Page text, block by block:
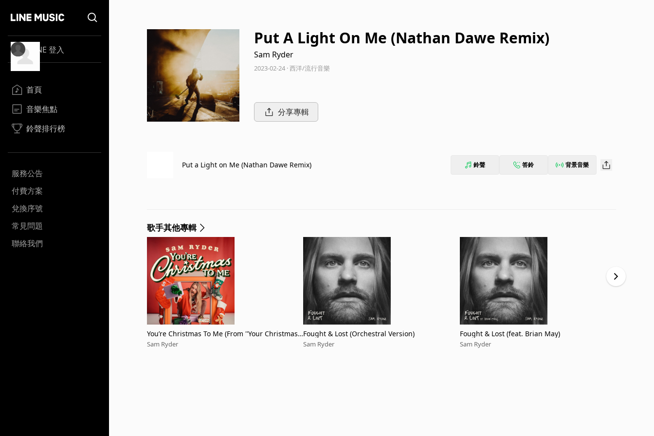
LINE 登入
首頁
音樂焦點
鈴聲排行榜
服務公告
付費方案
兌換序號
常見問題
聯絡我們
Put A Light On Me (Nathan Dawe Remix)
Sam Ryder
2023-02-24 · 西洋/流行音樂
分享專輯
Put a Light on Me (Nathan Dawe Remix) 鈴聲 答鈴 背景音樂
歌手其他專輯
You’re Christmas To Me (From ''Your Christmas
or Mine 2'')
Sam Ryder
Fought & Lost (Orchestral Version)
Sam Ryder
Fought & Lost (feat. Brian May)
Sam Ryder